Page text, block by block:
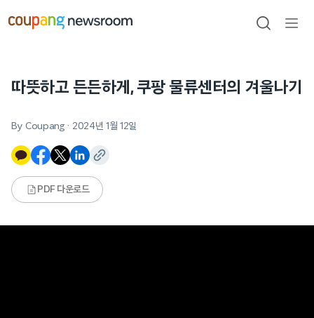
건너뛰기
검색
따뜻하고 든든하게, 쿠팡 물류센터의 겨울나기
By Coupang · 2024년 1월 12일
PDF 다운로드